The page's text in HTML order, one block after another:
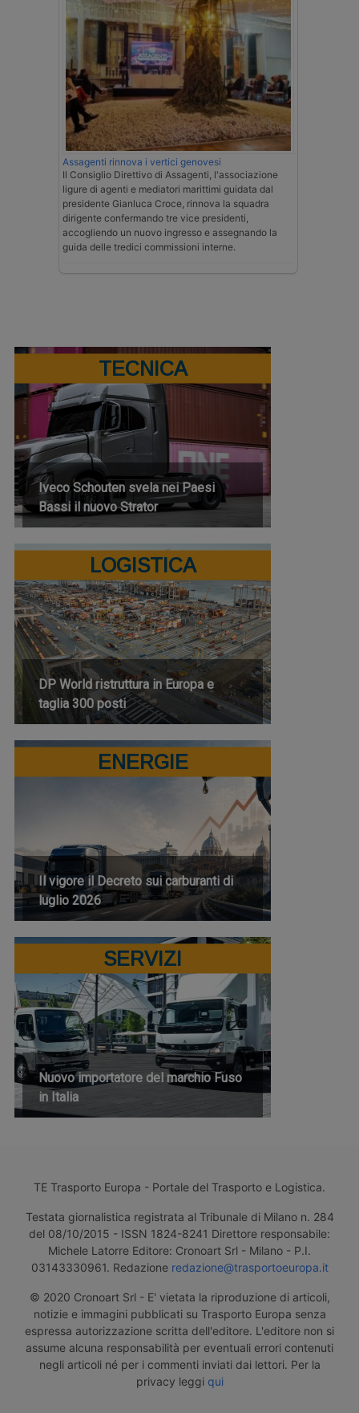
Assagenti rinnova i vertici genovesi
Il Consiglio Direttivo di Assagenti, l'associazione
ligure di agenti e mediatori marittimi guidata dal
presidente Gianluca Croce, rinnova la squadra
dirigente confermando tre vice presidenti,
accogliendo un nuovo ingresso e assegnando la
guida delle tredici commissioni interne.
TECNICA
Iveco Schouten svela nei Paesi
Bassi il nuovo Strator
LOGISTICA
DP World ristruttura in Europa e
taglia 300 posti
ENERGIE
Il vigore il Decreto sui carburanti di
luglio 2026
SERVIZI
Nuovo importatore del marchio Fuso
in Italia
TE Trasporto Europa - Portale del Trasporto e Logistica.
Testata giornalistica registrata al Tribunale di Milano n. 284
del 08/10/2015 - ISSN 1824-8241 Direttore responsabile:
Michele Latorre Editore: Cronoart Srl - Milano - P.I.
03143330961. Redazione redazione@trasportoeuropa.it
© 2020 Cronoart Srl - E' vietata la riproduzione di articoli,
notizie e immagini pubblicati su Trasporto Europa senza
espressa autorizzazione scritta dell'editore. L'editore non si
assume alcuna responsabilità per eventuali errori contenuti
negli articoli né per i commenti inviati dai lettori. Per la
privacy leggi qui